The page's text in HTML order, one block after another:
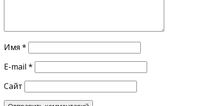
Имя *
E-mail *
Сайт